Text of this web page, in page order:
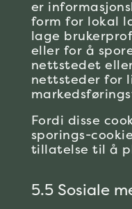
er
form for lokal
lage
eller for å
nettstedet
nettsteder for
Fordi disse
sporings-
tillatelse til å
5.5 Sosiale